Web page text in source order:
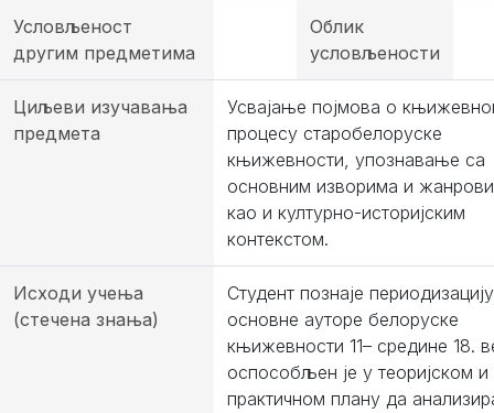
Условљеност
другим предметима
Облик
условљености
Циљеви изучавања
предмета
Усвајање појмова о
процесу старобелоруске
књижевности, упознавање са
основним изворима и
као и културно-историјским
контекстом.
Исходи учења
(стечена знања)
Студент познаје
основне ауторе белоруске
књижевности 11– средине 18.
оспособљен је у теоријском и
практичном плану да